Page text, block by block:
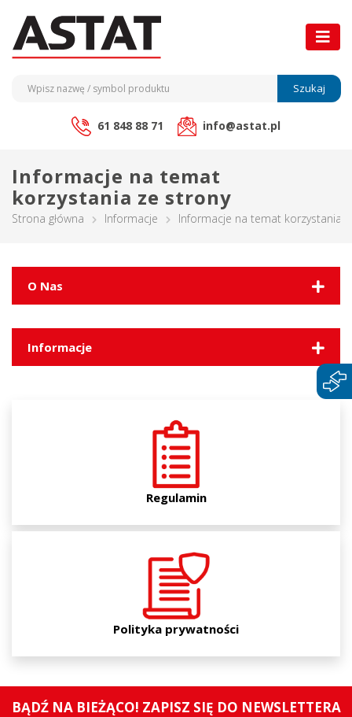
Szukaj
61 848 88 71 info@astat.pl
Informacje na temat
korzystania ze strony
Strona główna Informacje Informacje na temat korzystania
O Nas
Informacje
Regulamin
Polityka prywatności
BĄDŹ NA BIEŻĄCO! ZAPISZ SIĘ DO NEWSLETTERA